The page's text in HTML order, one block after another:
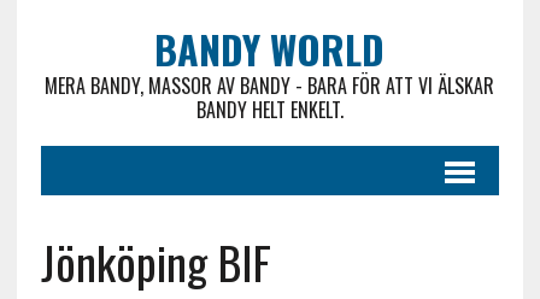
BANDY WORLD
MERA BANDY, MASSOR AV BANDY - BARA FÖR ATT VI ÄLSKAR
BANDY HELT ENKELT.
Jönköping BIF